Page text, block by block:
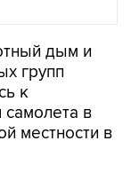
дым и
групп
к
в
местности в